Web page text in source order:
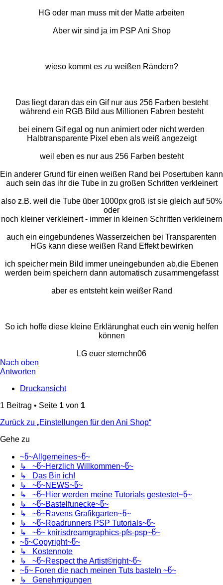
HG oder man muss mit der Matte arbeiten
Aber wir sind ja im PSP Ani Shop
wieso kommt es zu weißen Rändern?
Das liegt daran das ein Gif nur aus 256 Farben besteht
während ein RGB Bild aus Millionen Fabren besteht
bei einem Gif egal og nun animiert oder nicht werden
Halbtransparente Pixel eben als weiß angezeigt
weil eben es nur aus 256 Farben besteht
Ein anderer Grund für einen weißen Rand bei Posertuben kann
auch sein das ihr die Tube in zu großen Schritten verkleinert
also z.B. weil die Tube über 1000px groß ist sie gleich auf 50%
oder
noch kleiner verkleinert - immer in kleinen Schritten verkleinern
auch ein eingebundenes Wasserzeichen bei Transparenten
HGs kann diese weißen Rand Effekt bewirken
ich speicher mein Bild immer uneingebunden ab,die Ebenen
werden beim speichern dann automatisch zusammengefasst
aber es entsteht kein weißer Rand
So ich hoffe diese kleine Erklärunghat euch ein wenig helfen
können
LG euer sternchn06
Nach oben
Antworten
Druckansicht
1 Beitrag • Seite 1 von 1
Zurück zu „Einstellungen für den Ani Shop“
Gehe zu
~წ~Allgemeines~წ~
↳ ~წ~Herzlich Willkommen~წ~
↳ Das Bin ich!
↳ ~წ~NEWS~წ~
↳ ~წ~Hier werden meine Tutorials gestestet~წ~
↳ ~წ~Bastelfunecke~წ~
↳ ~წ~Ravens Grafikgarten~წ~
↳ ~წ~Roadrunners PSP Tutorials~წ~
↳ ~წ~ knirisdreamgraphics-pfs-psp~წ~
~წ~Copyright~წ~
↳ Kostennote
↳ ~წ~Respect the Artist©right~წ~
~წ~ Foren die nach meinen Tuts basteln ~წ~
↳ Genehmigungen